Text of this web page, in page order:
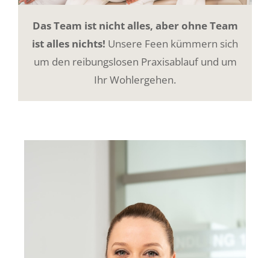
Das Team ist nicht alles, aber ohne Team
ist alles nichts! Unsere Feen kümmern sich
um den reibungslosen Praxisablauf und um
Ihr Wohlergehen.